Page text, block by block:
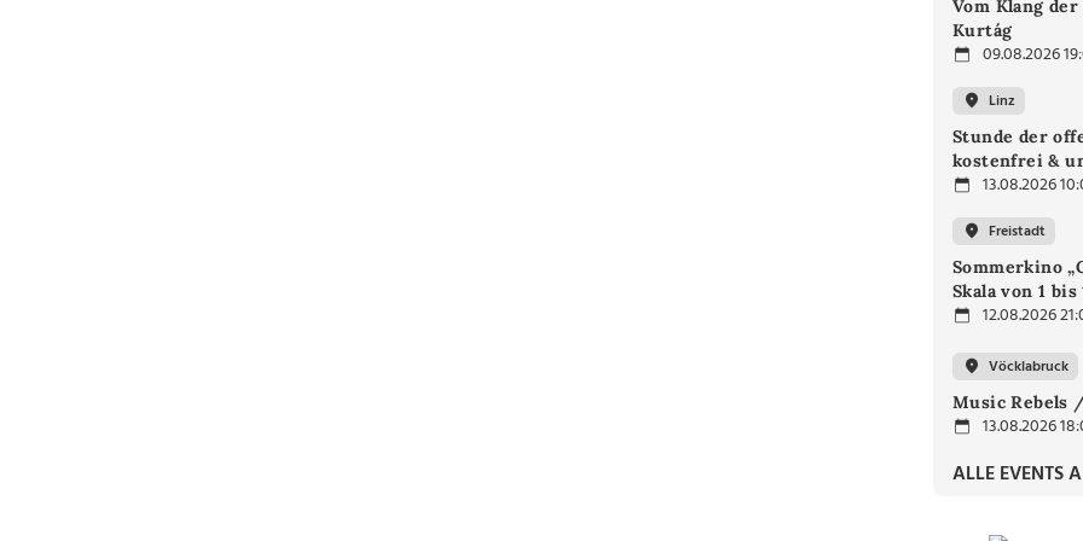
Vom Klang
Kurtág
09.08.2026
Linz
Stunde der
kostenfrei &
13.08.2026
Freistadt
Sommerkino
Skala von 1 bis
12.08.2026
Vöcklabruck
Music Rebels
13.08.2026
ALLE EVENTS